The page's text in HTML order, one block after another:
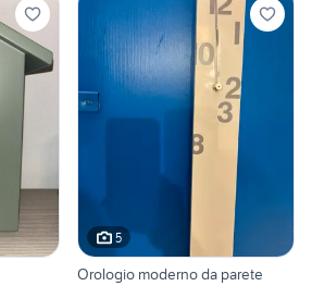
5
Orologio moderno da parete